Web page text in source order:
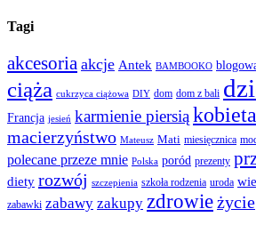
Tagi
akcesoria akcje Antek BAMBOOKO
ciąża cukrzyca ciążowa DIY dom dom z bali
Francja jesień karmienie piersiąkobieta
macierzyństwo Mateusz Mati miesięcznica
polecane przeze mnie Polska poród prezenty
diety rozwój szczepienia szkoła rodzenia uroda
zabawki zabawy zakupy zdrowieżycie